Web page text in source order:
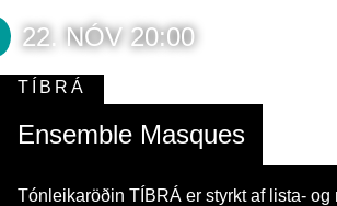
22. NÓV 20:00
Ensemble Masques
TÍBRÁ
Tónleikaröðin TÍBRÁ er styrkt af lista- og